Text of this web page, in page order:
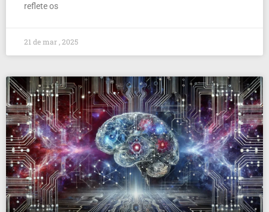
reflete os
21 de mar , 2025